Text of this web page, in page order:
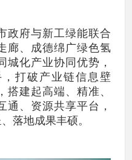
政府与新工绿能联合
廊、成德绵广绿色氢
城化产业协同优势，
打破产业链信息壁
搭建起高端、精准、
通、资源共享平台，
落地成果丰硕。